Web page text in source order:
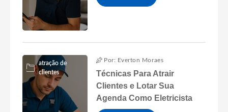
atração de
clientes
Por: Everton Moraes
Técnicas Para Atrair
Clientes e Lotar Sua
Agenda Como Eletricista